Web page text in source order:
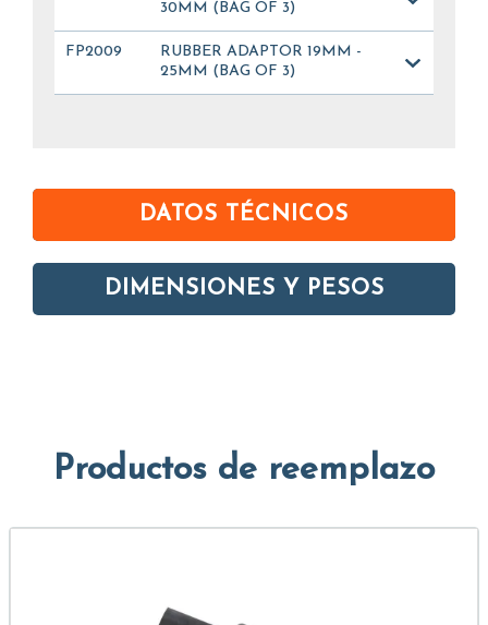
30MM (BAG OF 3)
FP2009
RUBBER ADAPTOR 19MM -
25MM (BAG OF 3)
DATOS TÉCNICOS
DIMENSIONES Y PESOS
Productos de reemplazo